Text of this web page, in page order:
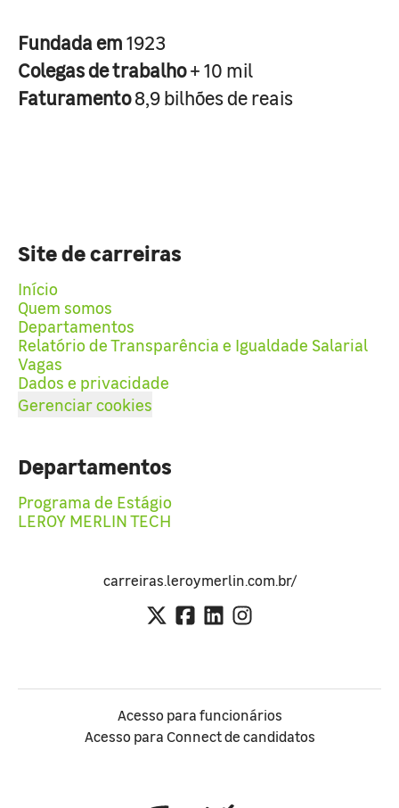
Fundada em1923
Colegas de trabalho+ 10 mil
Faturamento8,9 bilhões de reais
Site de carreiras
Início
Quem somos
Departamentos
Relatório de Transparência e Igualdade Salarial
Vagas
Dados e privacidade
Gerenciar cookies
Departamentos
Programa de Estágio
LEROY MERLIN TECH
carreiras.leroymerlin.com.br/
Acesso para funcionários
Acesso para Connect de candidatos